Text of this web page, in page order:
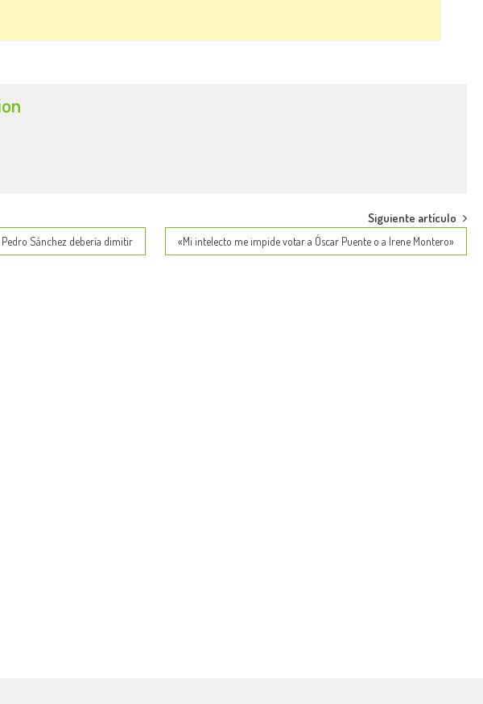
Pedro Sánchez debería dimitir
Siguiente artículo
«Mi intelecto me impide votar a Óscar Puente o a Irene Montero»